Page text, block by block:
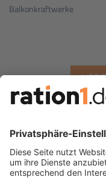
Balkonkraftwerke
-